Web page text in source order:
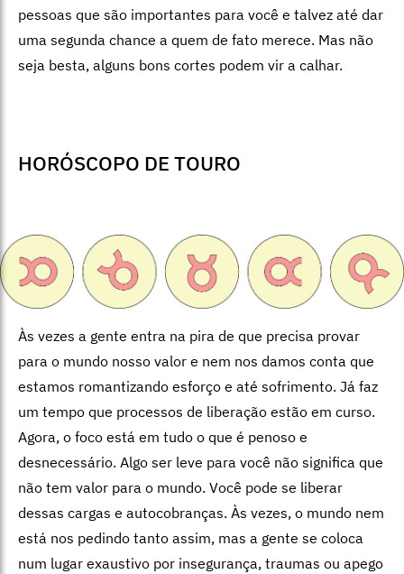
pessoas que são importantes para você e talvez até dar
uma segunda chance a quem de fato merece. Mas não
seja besta, alguns bons cortes podem vir a calhar.
HORÓSCOPO DE TOURO
Às vezes a gente entra na pira de que precisa provar
para o mundo nosso valor e nem nos damos conta que
estamos romantizando esforço e até sofrimento. Já faz
um tempo que processos de liberação estão em curso.
Agora, o foco está em tudo o que é penoso e
desnecessário. Algo ser leve para você não significa que
não tem valor para o mundo. Você pode se liberar
dessas cargas e autocobranças. Às vezes, o mundo nem
está nos pedindo tanto assim, mas a gente se coloca
num lugar exaustivo por insegurança, traumas ou apego